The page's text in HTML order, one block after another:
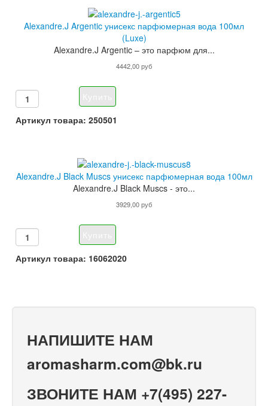
Alexandre.J Argentic унисекс парфюмерная вода 100мл
(Luxe)
Alexandre.J Argentic – это парфюм для...
4442,00 руб
Артикул товара: 250501
Alexandre.J Black Muscs унисекс парфюмерная вода 100мл
Alexandre.J Black Muscs - это...
3929,00 руб
Артикул товара: 16062020
НАПИШИТЕ НАМ
aromasharm.com@bk.ru
ЗВОНИТЕ НАМ +7(495) 227-